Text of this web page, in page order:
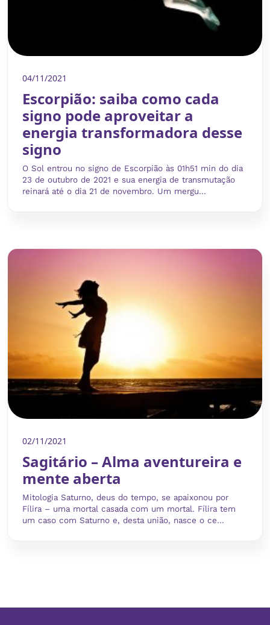
04/11/2021
Escorpião: saiba como cada
signo pode aproveitar a
energia transformadora desse
signo
O Sol entrou no signo de Escorpião às 01h51 min do dia
23 de outubro de 2021 e sua energia de transmutação
reinará até o dia 21 de novembro. Um mergu...
02/11/2021
Sagitário – Alma aventureira e
mente aberta
Mitologia Saturno, deus do tempo, se apaixonou por
Fílira – uma mortal casada com um mortal. Fílira tem
um caso com Saturno e, desta união, nasce o ce...